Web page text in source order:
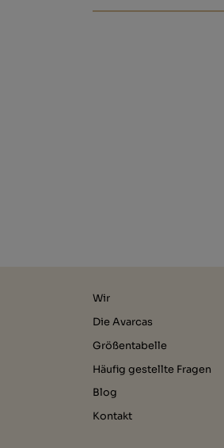
Wir
Die Avarcas
Größentabelle
Häufig gestellte Fragen
Blog
Kontakt